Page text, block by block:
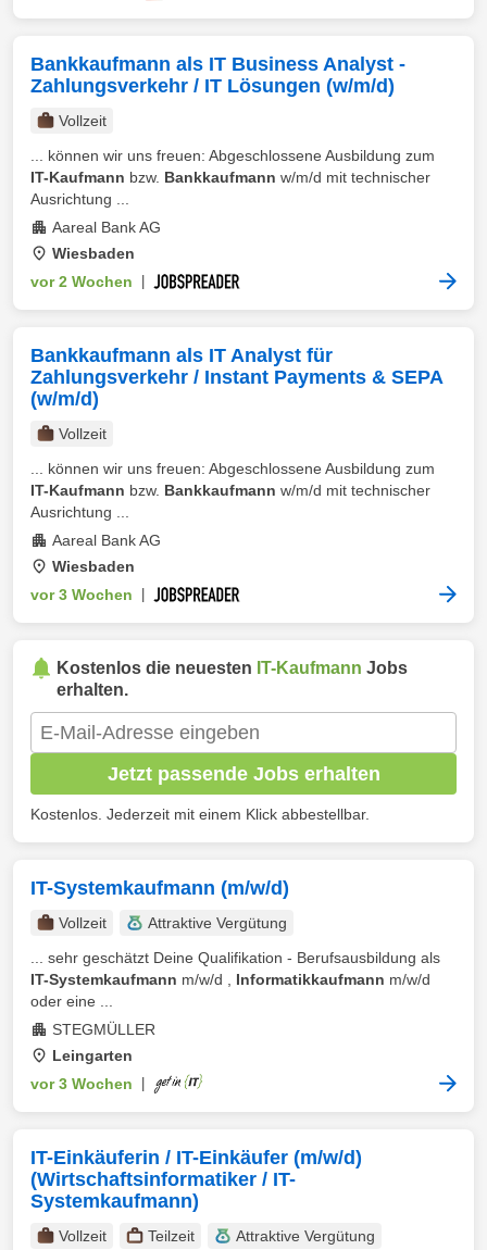
Bankkaufmann als IT Business Analyst -
Zahlungsverkehr / IT Lösungen (w/m/d)
Vollzeit
... können wir uns freuen: Abgeschlossene Ausbildung zum
IT-Kaufmann bzw. Bankkaufmann w/m/d mit technischer
Ausrichtung ...
Aareal Bank AG
Wiesbaden
vor 2 Wochen
Bankkaufmann als IT Analyst für
Zahlungsverkehr / Instant Payments & SEPA
(w/m/d)
Vollzeit
... können wir uns freuen: Abgeschlossene Ausbildung zum
IT-Kaufmann bzw. Bankkaufmann w/m/d mit technischer
Ausrichtung ...
Aareal Bank AG
Wiesbaden
vor 3 Wochen
Kostenlos die neuesten IT-Kaufmann Jobs
erhalten.
Jetzt passende Jobs erhalten
Kostenlos. Jederzeit mit einem Klick abbestellbar.
IT-Systemkaufmann (m/w/d)
Vollzeit
Attraktive Vergütung
... sehr geschätzt Deine Qualifikation - Berufsausbildung als
IT-Systemkaufmann m/w/d , Informatikkaufmann m/w/d
oder eine ...
STEGMÜLLER
Leingarten
vor 3 Wochen
IT-Einkäuferin / IT-Einkäufer (m/w/d)
(Wirtschaftsinformatiker / IT-
Systemkaufmann)
Vollzeit Teilzeit Attraktive Vergütung